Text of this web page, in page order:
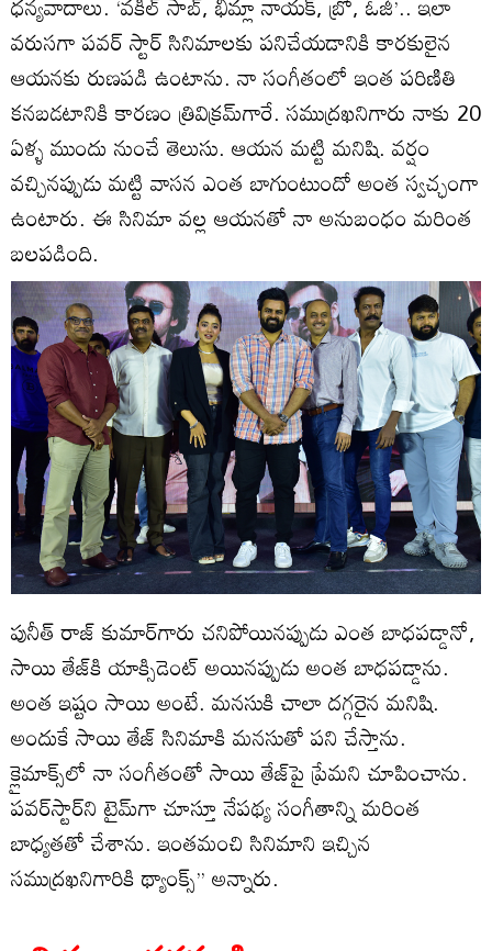
వరుసగా పవర్ స్టార్ సినిమాలకు పనిచేయడానికి కారకులైన
ఆయనకు రుణపడి ఉంటాను. నా సంగీతంలో ఇంత పరిణితి
కనబడటానికి కారణం త్రివిక్రమ్‌గారే. సముద్రఖనిగారు నాకు 20
ఏళ్ళ ముందు నుంచే తెలుసు. ఆయన మట్టి మనిషి. వర్షం
వచ్చినప్పుడు మట్టి వాసన ఎంత బాగుంటుందో అంత స్వచ్ఛంగా
ఉంటారు. ఈ సినిమా వల్ల ఆయనతో నా అనుబంధం మరింత
బలపడింది.
పునీత్ రాజ్ కుమార్‌గారు చనిపోయినప్పుడు ఎంత బాధపడ్డానో,
సాయి తేజ్‌కి యాక్సిడెంట్ అయినప్పుడు అంత బాధపడ్డాను.
అంత ఇష్టం సాయి అంటే. మనసుకి చాలా దగ్గరైన మనిషి.
అందుకే సాయి తేజ్ సినిమాకి మనసుతో పని చేస్తాను.
క్లైమాక్స్‌లో నా సంగీతంతో సాయి తేజ్‌పై ప్రేమని చూపించాను.
పవర్‌‌స్టార్‌ని టైమ్‌గా చూస్తూ నేపథ్య సంగీతాన్ని మరింత
బాధ్యతతో చేశాను. ఇంతమంచి సినిమాని ఇచ్చిన
సముద్రఖని‌గారికి థ్యాంక్స్’’ అన్నారు.